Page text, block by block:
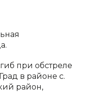
при обстреле
в районе с.
район,